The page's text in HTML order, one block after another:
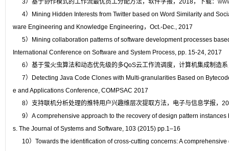
3）基于协作模式的工作流最优员工分配方法，软件学报，2018，下载：
4）Mining Hidden Interests from Twitter based on Word Similarity and
ware Engineering and Knowledge Engineering，Oct.-Dec., 2017
5）Mining collaboration patterns of software development processes
International Conference on Software and System Process, pp. 15-24, 2017
6）基于萤火虫算法和动态优先级的多QoS云工作流调度，计算机集成制造
7）Detecting Java Code Clones with Multi-granularities Based on
e and Applications Conference, COMPSAC 2017
8）支持联机分析处理的推特用户兴趣维层次提取方法，电子与信息学报，
9）A comprehensive approach to the recovery of design pattern instances
s. The Journal of Systems and Software, 103 (2015) pp.1–16
10）Towards the identification of cross-cutting concerns: A